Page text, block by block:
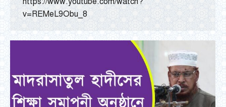
v=REMeL9Obu_8